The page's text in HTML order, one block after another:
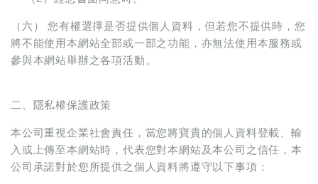
（六） 您有權選擇是否提供個人資料，但若您不提供時，您
將不能使用本網站全部或一部之功能，亦無法使用本服務或
參與本網站舉辦之各項活動。
二、隱私權保護政策
本公司重視企業社會責任，當您將寶貴的個人資料登載、輸
入或上傳至本網站時，代表您對本網站及本公司之信任，本
公司承諾對於您所提供之個人資料將遵守以下事項：